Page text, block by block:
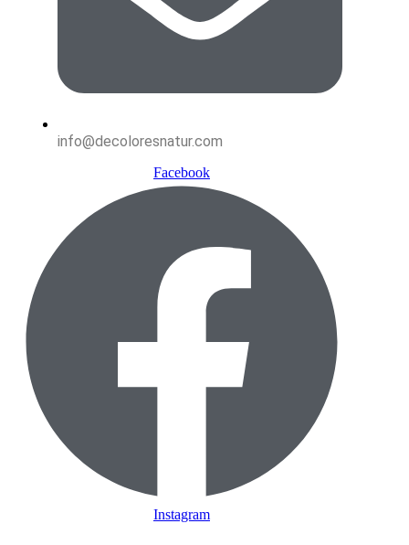
info@decoloresnatur.com
Facebook
Instagram